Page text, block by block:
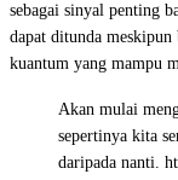
sebagai sinyal penting
dapat ditunda meskipun
kuantum yang mampu
Akan mulai
sepertinya kita
daripada nanti.